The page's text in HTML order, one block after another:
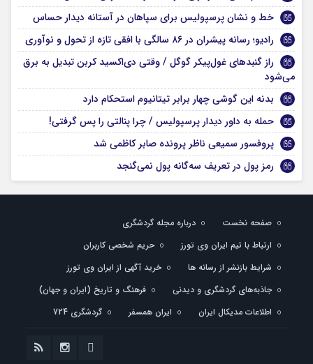
خط و نشان پرسپولیس برای سپاهان در آستانه دیدار حساس
رادیو؛ رسانه پیشران در ۸۶ سالگی با افقی تازه از تحول و نوآوری
راز گنبدهای غول‌پیکر گوگل / وقتی دی‌اکسید کربن تبدیل به برق
می‌شود
بدنه این گوشی چهار برابر تیتانیوم استحکام دارد
حمله به داور دیدار پرسپولیس / چرا پنالتی را پس گرفتی!
پروفسور سمیعی ناظر پرونده صابر کاظمی شد
رمز پول در تعریف سه‌گانه پول نمی‌گنجد
صفحه نخست
درباره مجله گردشگری
ارتباط با تیم ایران وی تورز
حریم شخصی کاربران
شرایط بازنشر از رسانه ها
خرید آگهی از ایران وی تورز
جاذبه‌های گردشگری و دیدنی
فرهنگ و تاریخ (ایران و جهان)
اطلاعات مدیکال ایران
ایران همسفر گردشگری 724